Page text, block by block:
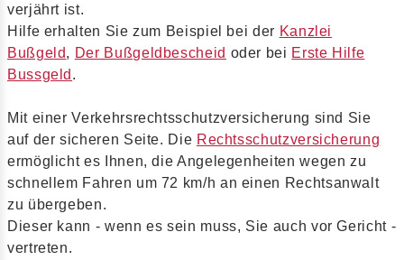
verjährt ist.
Hilfe erhalten Sie zum Beispiel bei der Kanzlei
Bußgeld, Der Bußgeldbescheid oder bei Erste Hilfe
Bussgeld .
Mit einer Verkehrsrechtsschutzversicherung sind Sie
auf der sicheren Seite. Die Rechtsschutzversicherung
ermöglicht es Ihnen, die Angelegenheiten wegen zu
schnellem Fahren um 72 km/h an einen Rechtsanwalt
zu übergeben.
Dieser kann - wenn es sein muss, Sie auch vor Gericht -
vertreten.